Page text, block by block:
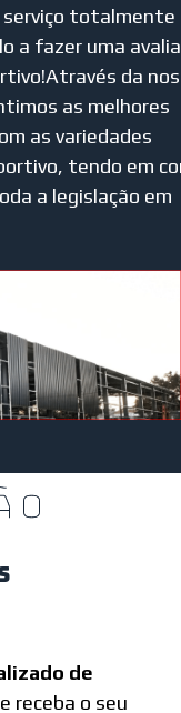
totalmente
a fazer uma
da
as melhores
as variedades
tendo em
a legislação em
de
e receba o seu